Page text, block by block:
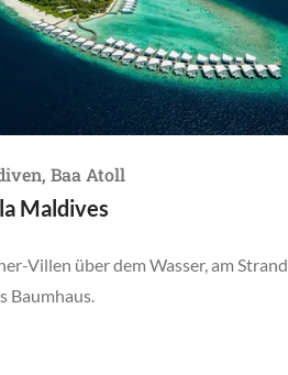
Baa Atoll
Maldives
Villen über dem Wasser, am Strand
Baumhaus.